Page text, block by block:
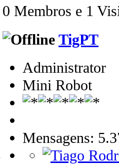
0 Membros e 1
TigPT
Administrator
Mini Robot
Mensagens: